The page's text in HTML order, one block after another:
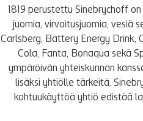
1819 perustettu Sinebrychoff
juomia, virvoitusjuomia, vesiä
Carlsberg, Battery Energy Drink,
Cola, Fanta, Bonaqua sekä
ympäröivän yhteiskunnan
lisäksi yhtiölle tärkeitä.
kohtuukäyttöä yhtiö edistää